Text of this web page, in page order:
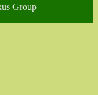
Group